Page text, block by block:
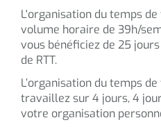
L'organisation du temps
volume horaire de 39h/
vous bénéficiez de 25
de RTT.
L’organisation du temps
travaillez sur 4 jours, 4
votre organisation